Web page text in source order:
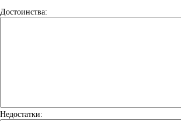
Достоинства:
Недостатки: